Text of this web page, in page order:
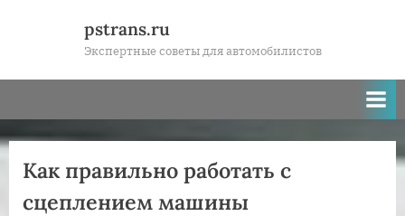
pstrans.ru
Экспертные советы для автомобилистов
Как правильно работать с
сцеплением машины